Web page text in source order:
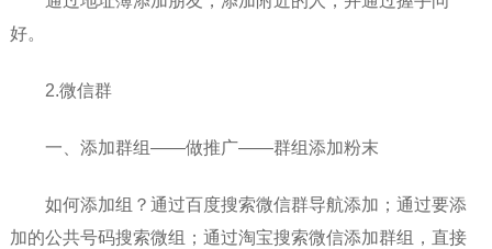
好。
2.微信群
一、添加群组——做推广——群组添加粉末
如何添加组？通过百度搜索微信群导航添加；通过要添
加的公共号码搜索微组；通过淘宝搜索微信添加群组，直接